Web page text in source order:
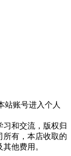
站账号进入个人
习和交流，版权归
所有，本店收取的
他费用。